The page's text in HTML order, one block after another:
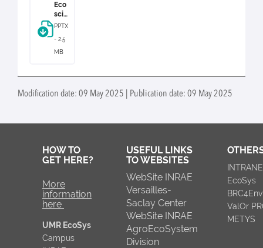
Eco
scie
nce
13
déc
4
PPTX
- 2.5
MB
Modification date: 09 May 2025 | Publication date: 09 May 2025
HOW TO
GET HERE?
More
information
here
UMR EcoSys
Campus
USEFUL LINKS
TO WEBSITES
WebSite INRAE
Versailles-
Saclay Center
WebSite INRAE
AgroEcoSystem
Division
EcoSys
BRC4Env
ValOr
METYS